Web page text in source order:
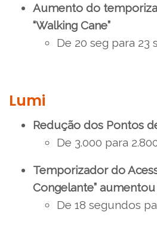
Aumento do
“Walking Cane”
De 20 seg para 23
Lumi
Redução dos Pontos
De 3.000 para
Temporizador do
Congelante” aumentou
De 18 segundos